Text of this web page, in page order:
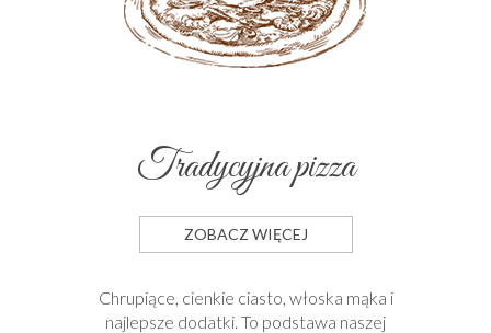
Tradycyjna pizza
ZOBACZ WIĘCEJ
Chrupiące, cienkie ciasto, włoska mąka i
najlepsze dodatki. To podstawa naszej